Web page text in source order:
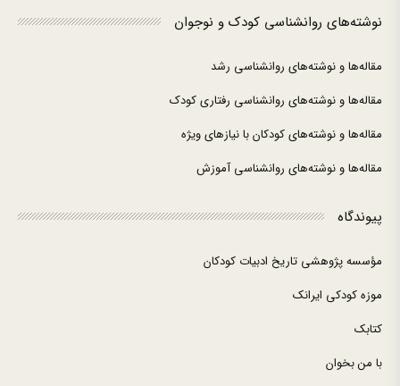
نوشته‌های روانشناسی کودک و نوجوان
مقاله‌ها و نوشته‌های روانشناسی رشد
مقاله‌ها و نوشته‌های روانشناسی رفتاری کودک
مقاله‌ها و نوشته‌های کودکان با نیازهای ویژه
مقاله‌ها و نوشته‌های روانشناسی آموزش
پیوندگاه
مؤسسه پژوهشی تاریخ ادبیات کودکان
موزه کودکی ایرانک
کتابک
با من بخوان